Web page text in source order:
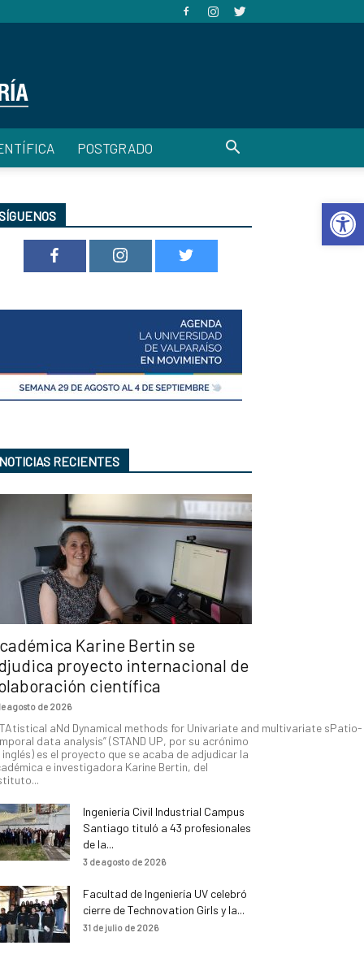
Abrir
POSTGRADO
NOTICIAS RECIENTES
Karine Bertin se
proyecto internacional de
científica
agosto de 2026
aNd Dynamical methods for Univariate and multivariate sPatio-
data analysis” (STAND UP, por su acrónimo
inglés) es el proyecto que se acaba de adjudicar la
e investigadora Karine Bertin, del
Ingeniería Civil Industrial Campus
Santiago tituló a 43 profesionales
de la...
3 de agosto de 2026
Facultad de Ingeniería UV celebró
cierre de Technovation Girls y la...
31 de julio de 2026